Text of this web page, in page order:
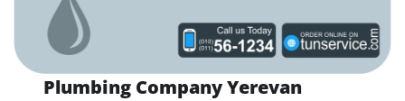
Plumbing Company Yerevan